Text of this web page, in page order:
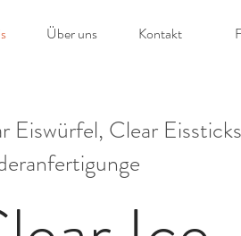
Über uns Kontakt
Eiswürfel, Clear